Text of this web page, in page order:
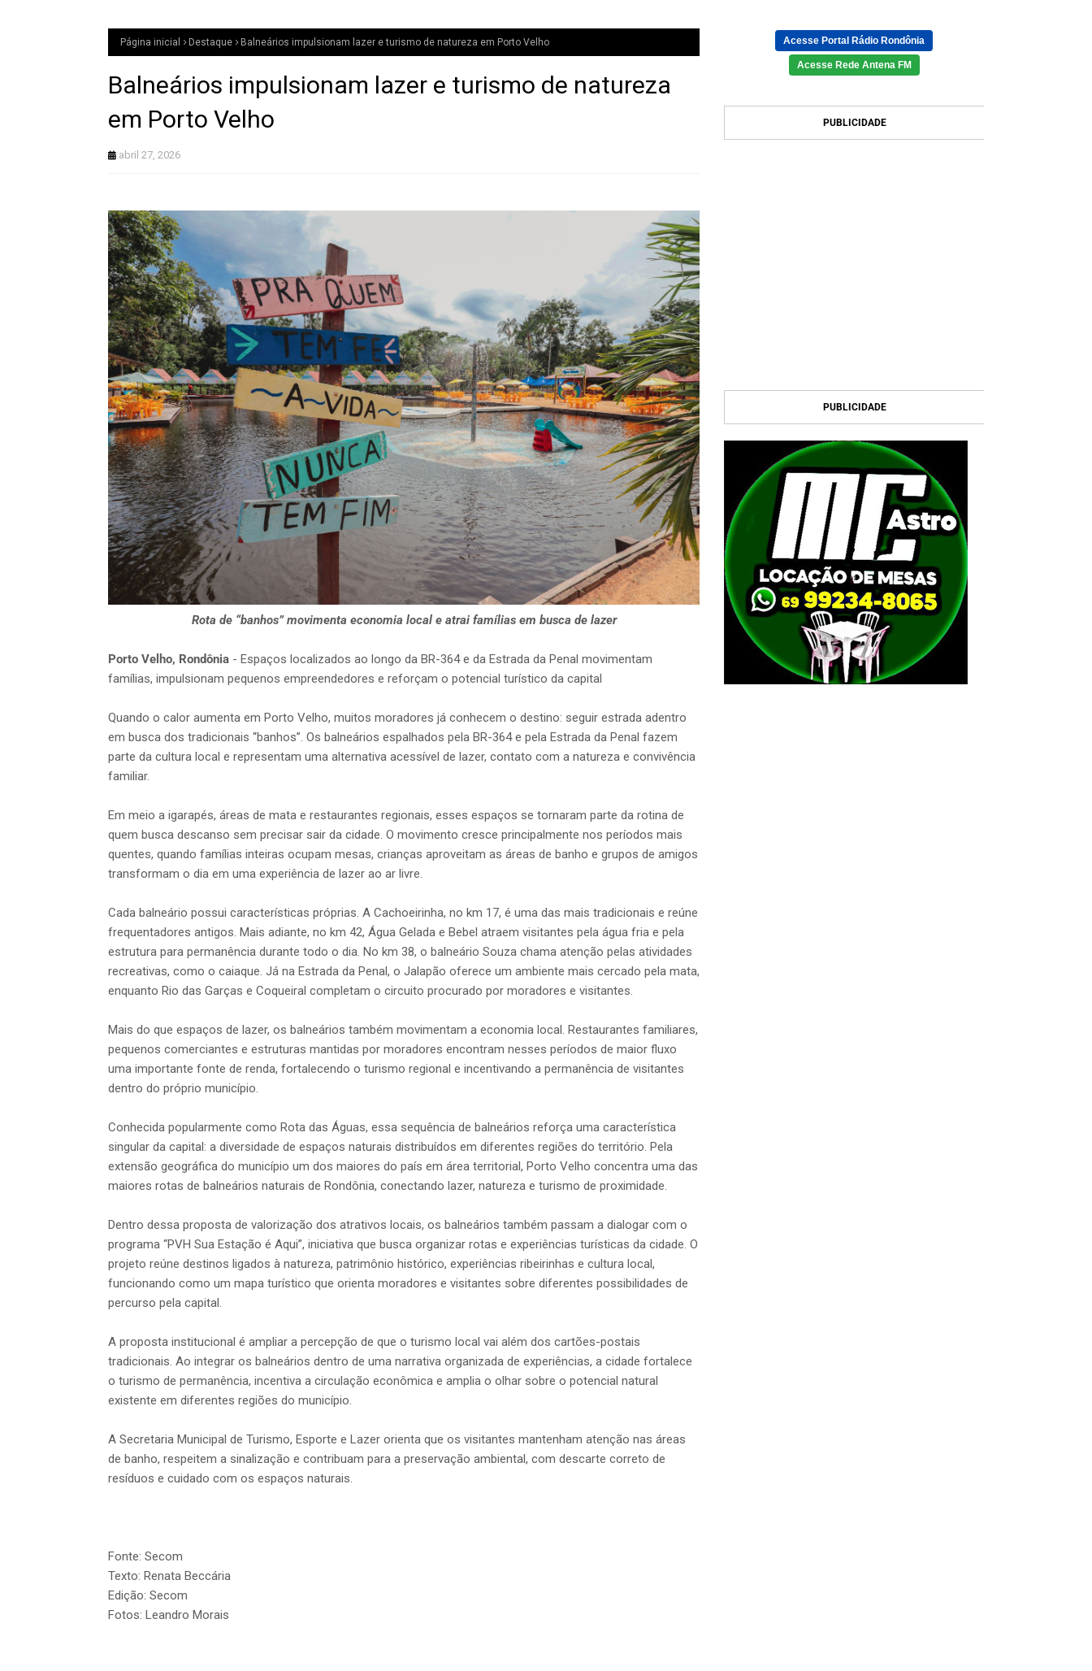
Página inicial Destaque Balneários impulsionam lazer e turismo de natureza em Porto Velho
Balneários impulsionam lazer e turismo de natureza
em Porto Velho
abril 27, 2026
Rota de “banhos” movimenta economia local e atrai famílias em busca de lazer
Porto Velho, Rondônia - Espaços localizados ao longo da BR-364 e da Estrada da Penal movimentam
famílias, impulsionam pequenos empreendedores e reforçam o potencial turístico da capital
Quando o calor aumenta em Porto Velho, muitos moradores já conhecem o destino: seguir estrada adentro
em busca dos tradicionais “banhos”. Os balneários espalhados pela BR-364 e pela Estrada da Penal fazem
parte da cultura local e representam uma alternativa acessível de lazer, contato com a natureza e convivência
familiar.
Em meio a igarapés, áreas de mata e restaurantes regionais, esses espaços se tornaram parte da rotina de
quem busca descanso sem precisar sair da cidade. O movimento cresce principalmente nos períodos mais
quentes, quando famílias inteiras ocupam mesas, crianças aproveitam as áreas de banho e grupos de amigos
transformam o dia em uma experiência de lazer ao ar livre.
Cada balneário possui características próprias. A Cachoeirinha, no km 17, é uma das mais tradicionais e reúne
frequentadores antigos. Mais adiante, no km 42, Água Gelada e Bebel atraem visitantes pela água fria e pela
estrutura para permanência durante todo o dia. No km 38, o balneário Souza chama atenção pelas atividades
recreativas, como o caiaque. Já na Estrada da Penal, o Jalapão oferece um ambiente mais cercado pela mata,
enquanto Rio das Garças e Coqueiral completam o circuito procurado por moradores e visitantes.
Mais do que espaços de lazer, os balneários também movimentam a economia local. Restaurantes familiares,
pequenos comerciantes e estruturas mantidas por moradores encontram nesses períodos de maior fluxo
uma importante fonte de renda, fortalecendo o turismo regional e incentivando a permanência de visitantes
dentro do próprio município.
Conhecida popularmente como Rota das Águas, essa sequência de balneários reforça uma característica
singular da capital: a diversidade de espaços naturais distribuídos em diferentes regiões do território. Pela
extensão geográfica do município um dos maiores do país em área territorial, Porto Velho concentra uma das
maiores rotas de balneários naturais de Rondônia, conectando lazer, natureza e turismo de proximidade.
Dentro dessa proposta de valorização dos atrativos locais, os balneários também passam a dialogar com o
programa “PVH Sua Estação é Aqui”, iniciativa que busca organizar rotas e experiências turísticas da cidade. O
projeto reúne destinos ligados à natureza, patrimônio histórico, experiências ribeirinhas e cultura local,
funcionando como um mapa turístico que orienta moradores e visitantes sobre diferentes possibilidades de
percurso pela capital.
A proposta institucional é ampliar a percepção de que o turismo local vai além dos cartões-postais
tradicionais. Ao integrar os balneários dentro de uma narrativa organizada de experiências, a cidade fortalece
o turismo de permanência, incentiva a circulação econômica e amplia o olhar sobre o potencial natural
existente em diferentes regiões do município.
A Secretaria Municipal de Turismo, Esporte e Lazer orienta que os visitantes mantenham atenção nas áreas
de banho, respeitem a sinalização e contribuam para a preservação ambiental, com descarte correto de
resíduos e cuidado com os espaços naturais.
Fonte: Secom
Texto: Renata Beccária
Edição: Secom
Fotos: Leandro Morais
Acesse Portal Rádio Rondônia
Acesse Rede Antena FM
PUBLICIDADE
PUBLICIDADE